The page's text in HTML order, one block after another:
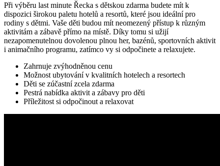
Při výběru last minute Řecka s dětskou zdarma budete mít k
dispozici širokou paletu hotelů a resortů, které jsou ideální pro
rodiny s dětmi. Vaše děti budou mít neomezený přístup k různým
aktivitám a zábavě přímo na místě. Díky tomu si užijí
nezapomenutelnou dovolenou plnou her, bazénů, sportovních aktivit
i animačního programu, zatímco vy si odpočinete a relaxujete.
Zahrnuje zvýhodněnou cenu
Možnost ubytování v kvalitních hotelech a resortech
Děti se zúčastní zcela zdarma
Pestrá nabídka aktivit a zábavy pro děti
Příležitost si odpočinout a relaxovat